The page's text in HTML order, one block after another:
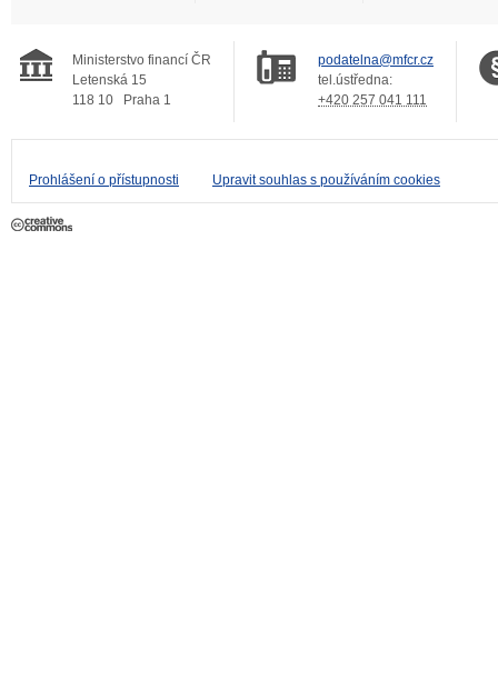
Ministerstvo financí ČR
Letenská 15
118 10
Praha 1
podatelna@mfcr.cz
tel.ústředna:
+420 257 041 111
Prohlášení o přístupnosti Upravit souhlas s používáním cookies